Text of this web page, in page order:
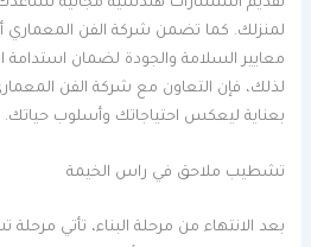
تقديم استشارات هندسية مجانية تساعدك
لمنزلك. كما تضمن شركة الفن المعماري
معايير السلامة والجودة لضمان استدامة
لذلك، فإن التعاون مع شركة الفن
بعناية ليعكس احتياجاتك وأسلوب حياتك.
تشطيب ملاحق في راس الخيمة
بعد الانتهاء من مرحلة البناء، تأتي